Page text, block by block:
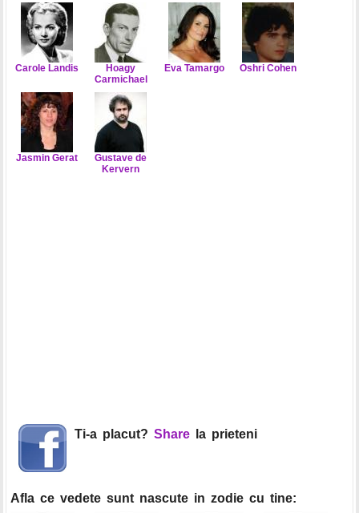
Carole Landis
Hoagy
Carmichael
Eva Tamargo Oshri Cohen
Jasmin Gerat
Gustave de
Kervern
Ti-a placut? Share la prieteni
Afla ce vedete sunt nascute in zodie cu tine: